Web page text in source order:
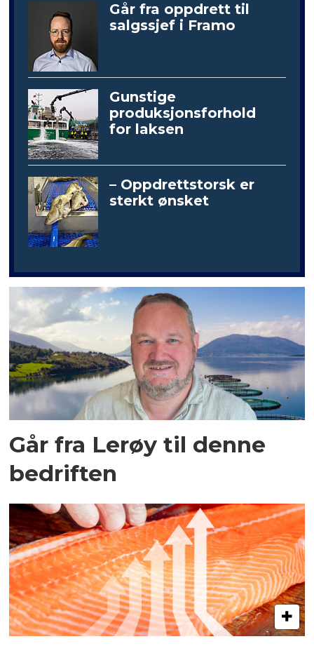
Går fra oppdrett til
salgssjef i Framo
Gunstige
produksjonsforhold
for laksen
– Oppdrettstorsk er
sterkt ønsket
Går fra Lerøy til denne
bedriften